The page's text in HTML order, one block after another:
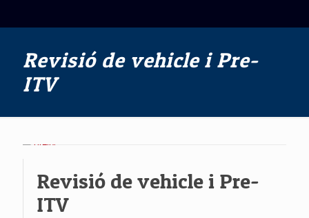
Revisió de vehicle i Pre-
ITV
Revisió de vehicle i Pre-
ITV